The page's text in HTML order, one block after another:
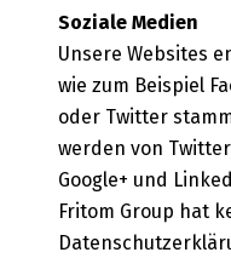
Soziale Medien
Unsere Websites
wie zum Beispiel
oder Twitter
werden von
Google+ und
Fritom Group hat